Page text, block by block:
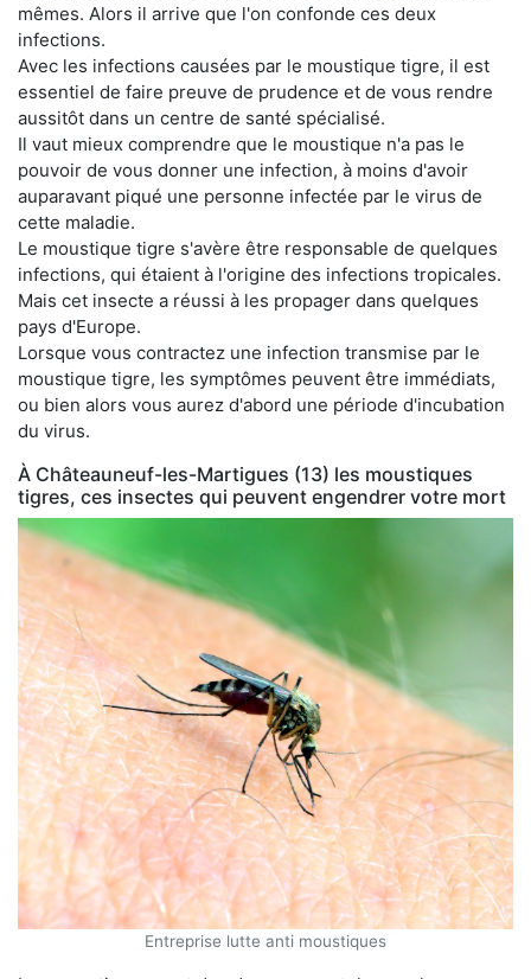
mêmes. Alors il arrive que l'on confonde ces deux
infections.
Avec les infections causées par le moustique tigre, il est
essentiel de faire preuve de prudence et de vous rendre
aussitôt dans un centre de santé spécialisé.
Il vaut mieux comprendre que le moustique n'a pas le
pouvoir de vous donner une infection, à moins d'avoir
auparavant piqué une personne infectée par le virus de
cette maladie.
Le moustique tigre s'avère être responsable de quelques
infections, qui étaient à l'origine des infections tropicales.
Mais cet insecte a réussi à les propager dans quelques
pays d'Europe.
Lorsque vous contractez une infection transmise par le
moustique tigre, les symptômes peuvent être immédiats,
ou bien alors vous aurez d'abord une période d'incubation
du virus.
À Châteauneuf-les-Martigues (13) les moustiques
tigres, ces insectes qui peuvent engendrer votre mort
Entreprise lutte anti moustiques